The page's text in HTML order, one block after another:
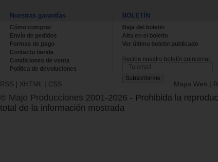
Nuestras garantías
Cómo comprar
Envío de pedidos
Formas de pago
Contacto tienda
Condiciones de venta
Política de devoluciones
BOLETÍN
Baja del boletin
Alta en el boletin
Ver último boletin publicado
Recibe nuestro boletín quincenal.
RSS | XHTML | CSS Mapa Web |
© Majo Producciones 2001-2026 - Prohibida la
total de la información mostrada